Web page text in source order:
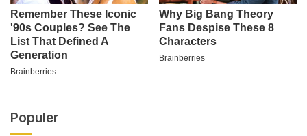
Populer